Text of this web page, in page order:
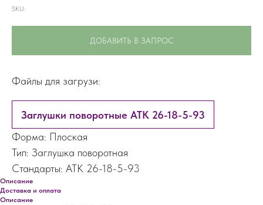
SKU:
ДОБАВИТЬ В ЗАПРОС
Файлы для загрузи:
Заглушки поворотные АТК 26-18-5-93
Форма: Плоская
Тип: Заглушка поворотная
Стандарты: АТК 26-18-5-93
Описание
Доставка и оплата
Описание